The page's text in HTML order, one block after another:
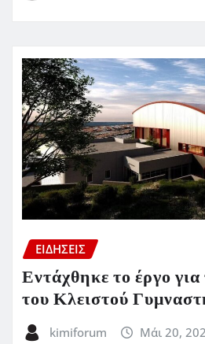
ΕΙΔΗΣΕΙΣ
Εντάχθηκε το έργο
του Κλειστού
kimiforum Μάι 20,